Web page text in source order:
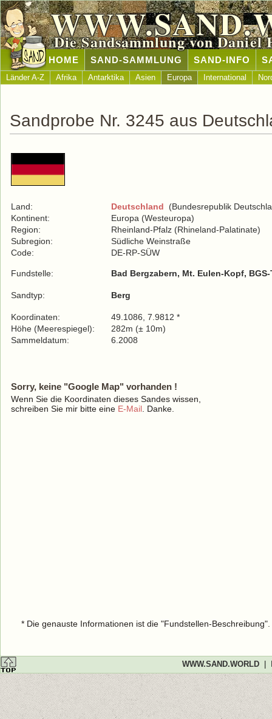
Die Sandsammlung von Daniel
HOME SAND-SAMMLUNG SAND-INFO
Länder A-Z Afrika Antarktika Asien Europa International
Sandprobe Nr. 3245 aus
Land: Deutschland (Bundesrepublik
Kontinent:
Europa (Westeuropa)
Region:
Rheinland-Pfalz (Rhineland-Palatinate)
Subregion:
Südliche Weinstraße
Code:
DE-RP-SÜW
Fundstelle: Bad Bergzabern, Mt. Eulen-Kopf,
Sandtyp: Berg
Koordinaten:
49.1086, 7.9812 *
Höhe (Meerespiegel):
282m (± 10m)
Sammeldatum:
6.2008
Sorry, keine "Google Map" vorhanden !
Wenn Sie die Koordinaten dieses Sandes wissen,
schreiben Sie mir bitte eine E-Mail . Danke.
* Die genauste Informationen ist die "Fundstellen-
WWW.SAND.WORLD|